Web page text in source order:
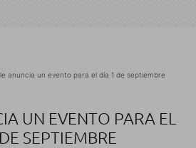
anuncia un evento para el día 1 de septiembre
UN EVENTO PARA EL
SEPTIEMBRE